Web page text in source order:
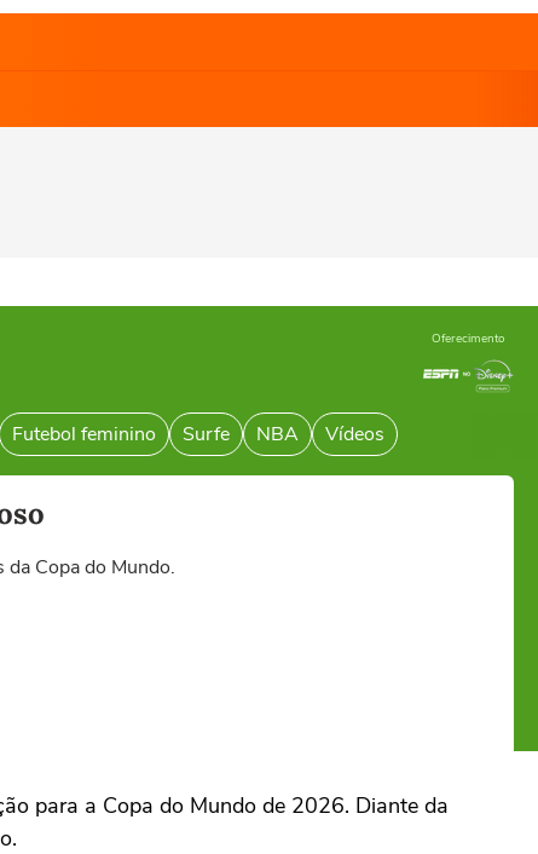
Oferecimento
Futebol feminino Surfe NBA Vídeos
Copa do Mundo.
para a Copa do Mundo de 2026. Diante da